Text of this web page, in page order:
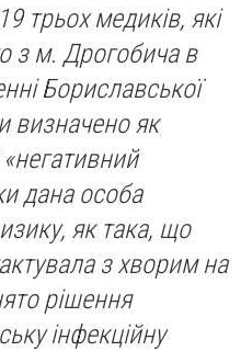
трьох медиків, які
з м. Дрогобича в
Бориславської
визначено як
«негативний
дана особа
як така, що
з хворим на
рішення
інфекційну